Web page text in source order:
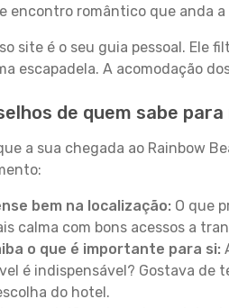
encontro romântico que anda a
site é o seu guia pessoal. Ele
escapadela. A acomodação
de quem sabe
a sua chegada ao Rainbow
bem na localização: O que
calma com bons acessos a
o que é importante para si:
é indispensável? Gostava de
do hotel.